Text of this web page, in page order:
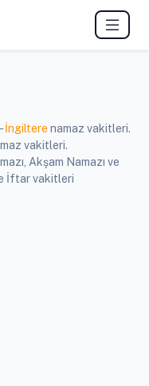
-İngiltere namaz vakitleri.
vakitleri.
Akşam Namazı ve
İftar vakitleri